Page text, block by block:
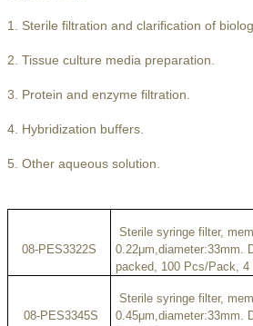
1. Sterile filtration and clarification of
2. Tissue culture media preparation.
3. Protein and enzyme filtration.
4. Hybridization buffers.
5. Other aqueous solution.
08-PES3322S
Sterile syringe filter,
0.22μm,diameter:33mm.
packed, 100 Pcs/Pack, 4
08-PES3345S
Sterile syringe filter,
0.45μm,diameter:33mm.